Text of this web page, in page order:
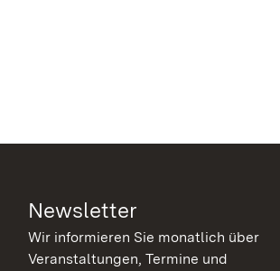
Newsletter
Wir informieren Sie monatlich über
Veranstaltungen, Termine und